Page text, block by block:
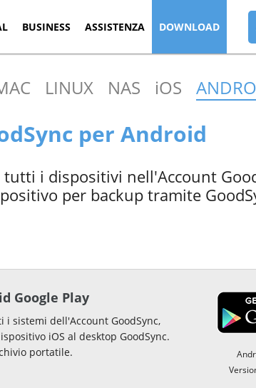
BUSINESS ASSISTENZA DOWNLOAD
LINUX NAS iOS
per Android
i dispositivi nell'Account
per backup tramite
Google Play
sistemi dell'Account GoodSync,
iOS al desktop GoodSync.
portatile.